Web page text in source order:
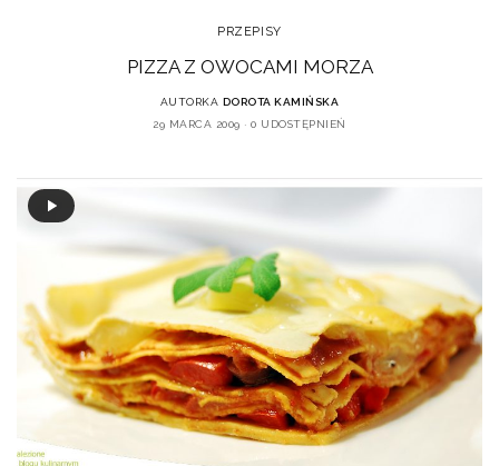
PRZEPISY
PIZZA Z OWOCAMI MORZA
AUTORKA DOROTA KAMIŃSKA
29 MARCA 2009
0 UDOSTĘPNIEŃ